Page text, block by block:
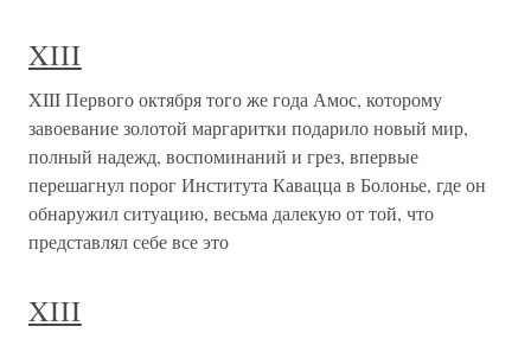
XIII
XIII Первого октября того же года Амос, которому
завоевание золотой маргаритки подарило новый мир,
полный надежд, воспоминаний и грез, впервые
перешагнул порог Института Кавацца в Болонье, где он
обнаружил ситуацию, весьма далекую от той, что
представлял себе все это
XIII